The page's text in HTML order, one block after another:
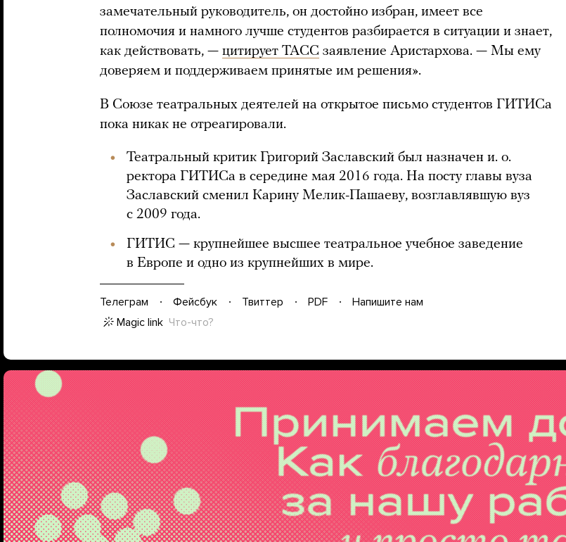
замечательный руководитель, он достойно избран, имеет все
полномочия и намного лучше студентов разбирается в ситуации и знает,
как действовать, — цитирует ТАСС заявление Аристархова. — Мы ему
доверяем и поддерживаем принятые им решения».
В Союзе театральных деятелей на открытое письмо студентов ГИТИСа
пока никак не отреагировали.
Театральный критик Григорий Заславский был назначен и. о.
ректора ГИТИСа в середине мая 2016 года. На посту главы вуза
Заславский сменил Карину Мелик-Пашаеву, возглавлявшую вуз
с 2009 года.
ГИТИС — крупнейшее высшее театральное учебное заведение
в Европе и одно из крупнейших в мире.
Телеграм Фейсбук Твиттер PDF
Напишите нам
Magic link Что-что?